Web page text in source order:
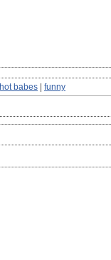
hot babes funny